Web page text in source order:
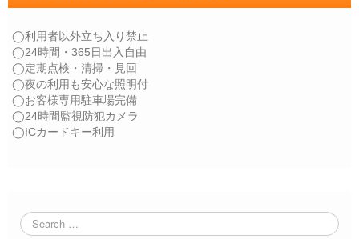
◯利用者以外立ち入り禁止
◯24時間・365日出入自由
◯定期点検・清掃・見回
◯夜の利用も安心な照明付
◯お客様専用駐車場完備
◯24時間監視防犯カメラ
◯ICカードキー利用